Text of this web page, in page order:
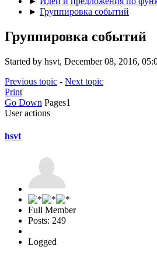
► Группировка событий
Группировка событий
Started by hsvt, December 08, 2016,
Previous topic - Next topic
Print
Go Down Pages1
User actions
hsvt
Full Member
Posts: 249
Logged